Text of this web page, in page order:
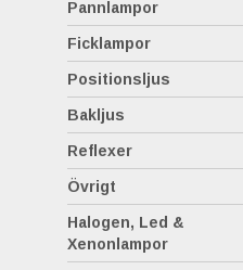
Pannlampor
Ficklampor
Positionsljus
Bakljus
Reflexer
Övrigt
Halogen, Led &
Xenonlampor